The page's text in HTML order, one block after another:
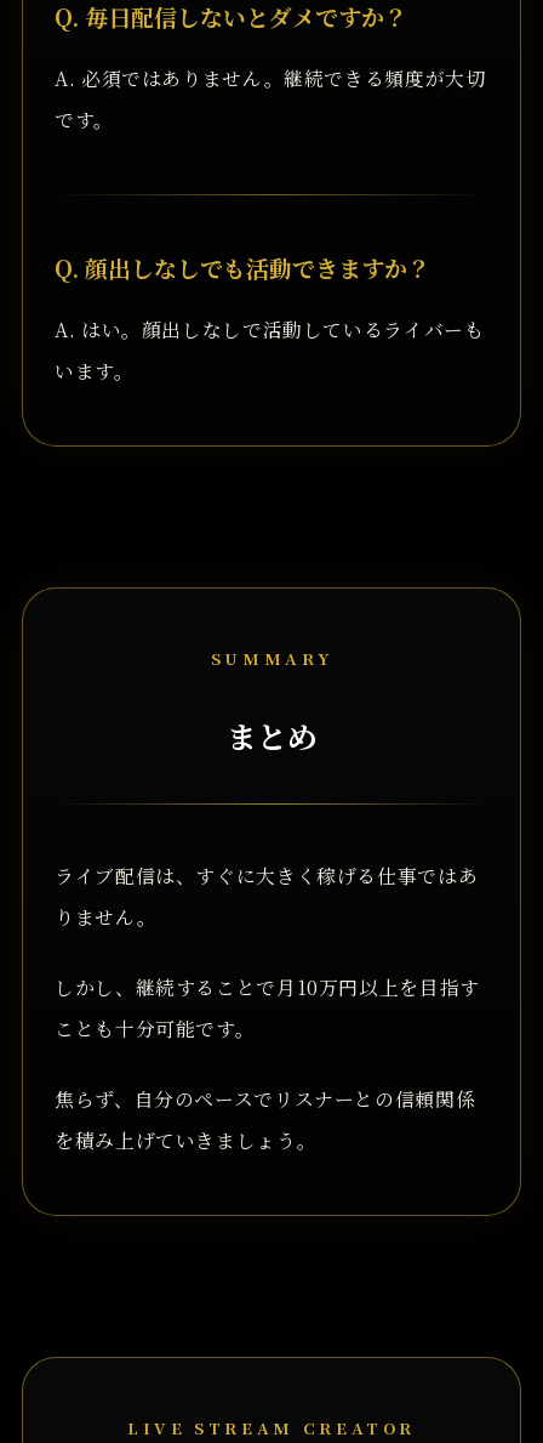
Q. 毎日配信しないとダメですか？
A. 必須ではありません。継続できる頻度が大切
です。
Q. 顔出しなしでも活動できますか？
A. はい。顔出しなしで活動しているライバーも
います。
SUMMARY
まとめ
ライブ配信は、すぐに大きく稼げる仕事ではあ
りません。
しかし、継続することで月10万円以上を目指す
ことも十分可能です。
焦らず、自分のペースでリスナーとの信頼関係
を積み上げていきましょう。
LIVE STREAM CREATOR